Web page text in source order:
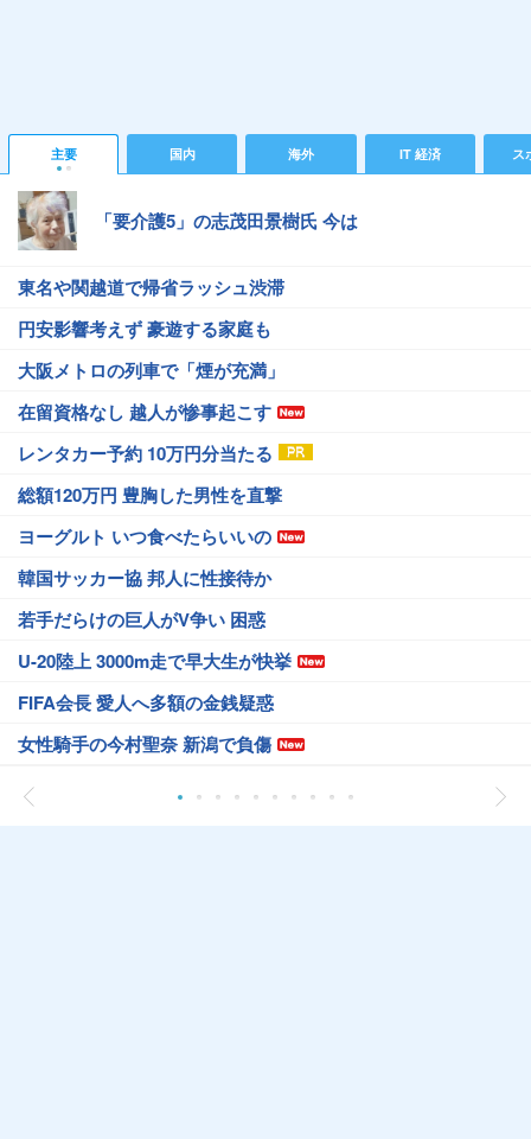
主要 国内 海外 IT 経済 ス
「要介護5」の志茂田景樹氏 今は
東名や関越道で帰省ラッシュ渋滞
円安影響考えず 豪遊する家庭も
大阪メトロの列車で「煙が充満」
在留資格なし 越人が惨事起こす
レンタカー予約 10万円分当たる
総額120万円 豊胸した男性を直撃
ヨーグルト いつ食べたらいいの
韓国サッカー協 邦人に性接待か
若手だらけの巨人がV争い 困惑
U-20陸上 3000m走で早大生が快挙
FIFA会長 愛人へ多額の金銭疑惑
女性騎手の今村聖奈 新潟で負傷